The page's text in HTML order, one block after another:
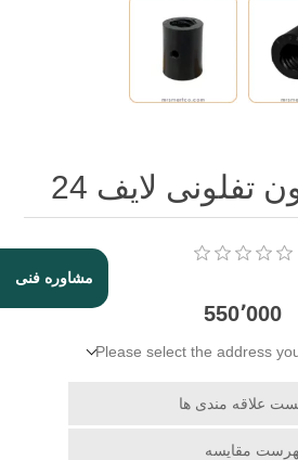
مشاوره فنی
تفلونی لایف 24
550٬000
Please select the address
علاقه مندی ها
مقایسه